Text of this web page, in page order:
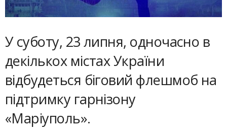
У суботу, 23 липня, одночасно в
декількох містах України
відбудеться біговий флешмоб на
підтримку гарнізону
«Маріуполь».